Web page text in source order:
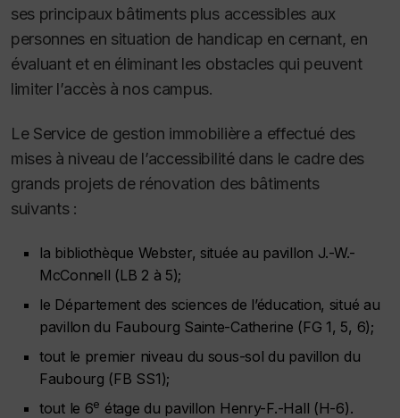
ses principaux bâtiments plus accessibles aux
personnes en situation de handicap en cernant, en
évaluant et en éliminant les obstacles qui peuvent
limiter l’accès à nos campus.
Le Service de gestion immobilière a effectué des
mises à niveau de l’accessibilité dans le cadre des
grands projets de rénovation des bâtiments
suivants :
la bibliothèque Webster, située au pavillon J.-W.-
McConnell (LB 2 à 5);
le Département des sciences de l’éducation, situé au
pavillon du Faubourg Sainte-Catherine (FG 1, 5, 6);
tout le premier niveau du sous-sol du pavillon du
Faubourg (FB SS1);
tout le 6e étage du pavillon Henry-F.-Hall (H-6).